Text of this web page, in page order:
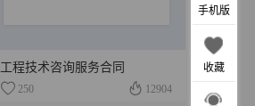
工程技术咨询服务合同
250 12904
手机版
收藏